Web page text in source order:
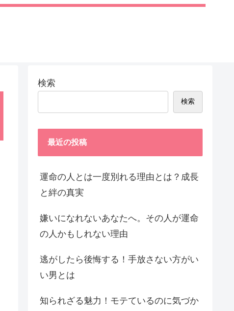
検索
検索
最近の投稿
運命の人とは一度別れる理由とは？成長
と絆の真実
嫌いになれないあなたへ。その人が運命
の人かもしれない理由
逃がしたら後悔する！手放さない方がい
い男とは
知られざる魅力！モテているのに気づか